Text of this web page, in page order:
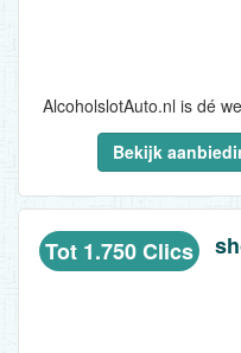
Bekijk
Tot 1.750 Clics